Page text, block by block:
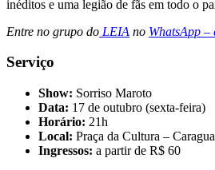
inéditos e uma legião de fãs em todo o
Entre no grupo do LEIA no WhatsApp
Serviço
Show: Sorriso Maroto
Data: 17 de outubro (sexta-feira)
Horário: 21h
Local: Praça da Cultura –
Ingressos: a partir de R$ 60